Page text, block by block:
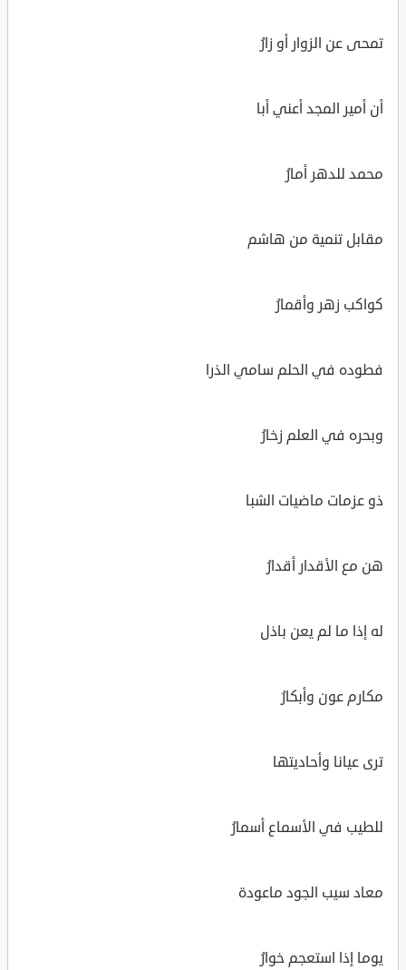
تمحى عن الزوار أو زارُ
أن أمير المجد أعني أبا
محمد للدهر أمارُ
مقابل تنمية من هاشم
كواكب زهر وأقمارُ
فطوده في الحلم سامي الذرا
وبحره في العلم زخارُ
ذو عزمات ماضيات الشبا
هن مع الأقدار أقدارُ
له إذا ما لم يعن باذل
مكارم عون وأبكارُ
ترى عيانا وأحاديتها
للطيب في الأسماع أسمارُ
معاد سيب الجود ماعودة
يوما إذا استعجم خوارُ